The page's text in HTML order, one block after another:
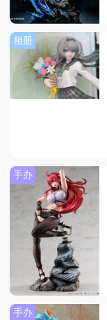
相册
手办
手办